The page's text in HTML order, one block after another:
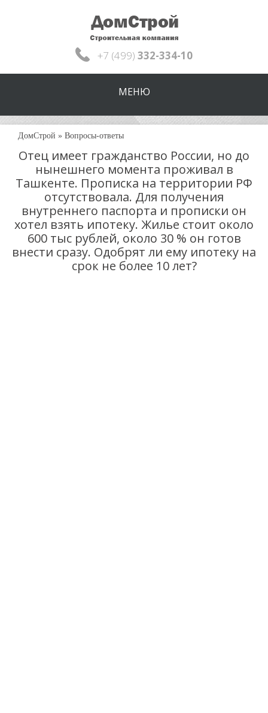
+7 (499) 332-334-10
МЕНЮ
ДомСтрой » Вопросы-ответы
Отец имеет гражданство России, но до
нынешнего момента проживал в
Ташкенте. Прописка на территории РФ
отсутствовала. Для получения
внутреннего паспорта и прописки он
хотел взять ипотеку. Жилье стоит около
600 тыс рублей, около 30 % он готов
внести сразу. Одобрят ли ему ипотеку на
срок не более 10 лет?